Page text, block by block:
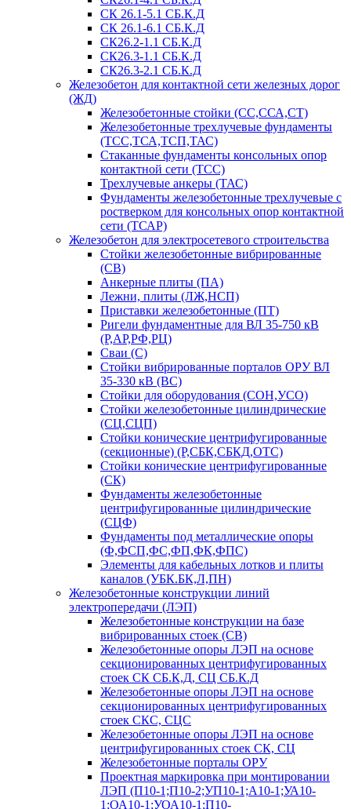
СК 26.1-5.1 СБ.К.Д
СК 26.1-6.1 СБ.К.Д
СК26.2-1.1 СБ.К.Д
СК26.3-1.1 СБ.К.Д
СК26.3-2.1 СБ.К.Д
Железобетон для контактной сети железных дорог
(ЖД)
Железобетонные стойки (СС,ССА,СТ)
Железобетонные трехлучевые фундаменты
(ТСС,ТСА,ТСП,ТАС)
Стаканные фундаменты консольных опор
контактной сети (ТСС)
Трехлучевые анкеры (ТАС)
Фундаменты железобетонные трехлучевые с
ростверком для консольных опор контактной
сети (ТСАР)
Железобетон для электросетевого строительства
Стойки железобетонные вибрированные
(СВ)
Анкерные плиты (ПА)
Лежни, плиты (ЛЖ,НСП)
Приставки железобетонные (ПТ)
Ригели фундаментные для ВЛ 35-750 кВ
(Р,АР,РФ,РЦ)
Сваи (С)
Стойки вибрированные порталов ОРУ ВЛ
35-330 кВ (ВС)
Стойки для оборудования (СОН,УСО)
Стойки железобетонные цилиндрические
(СЦ,СЦП)
Стойки конические центрифугированные
(секционные) (Р,СБК,СБКД,ОТС)
Стойки конические центрифугированные
(СК)
Фундаменты железобетонные
центрифугированные цилиндрические
(СЦФ)
Фундаменты под металлические опоры
(Ф,ФСП,ФС,ФП,ФК,ФПС)
Элементы для кабельных лотков и плиты
каналов (УБК.БК,Л,ПН)
Железобетонные конструкции линий
электропередачи (ЛЭП)
Железобетонные конструкции на базе
вибрированных стоек (СВ)
Железобетонные опоры ЛЭП на основе
секционированных центрифугированных
стоек СК СБ.К,Д, СЦ СБ.К.Д
Железобетонные опоры ЛЭП на основе
секционированных центрифугированных
стоек СКС, СЦС
Железобетонные опоры ЛЭП на основе
центрифугированных стоек СК, СЦ
Железобетонные порталы ОРУ
Проектная маркировка при монтировании
ЛЭП (П10-1;П10-2;УП10-1;А10-1;УА10-
1;ОА10-1;УОА10-1;П10-